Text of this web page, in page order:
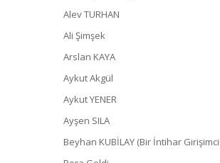
Alev TURHAN
Ali Şimşek
Arslan KAYA
Aykut Akgül
Aykut YENER
Ayşen SILA
Beyhan KUBİLAY (Bir İntihar